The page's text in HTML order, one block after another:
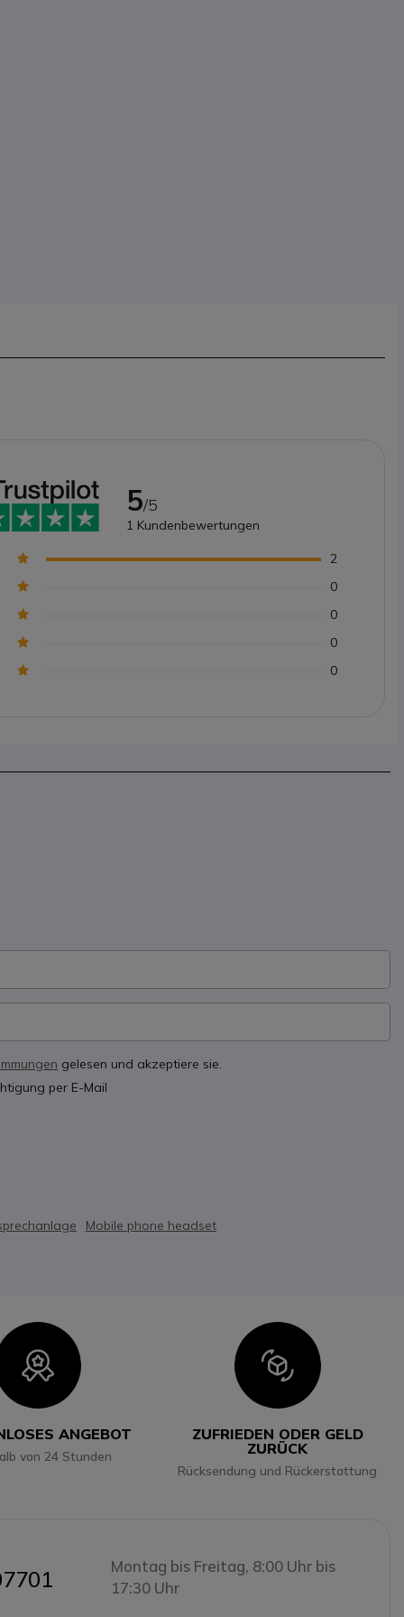
5/5
1 Kundenbewertungen
2
0
0
0
0
gelesen und akzeptiere sie.
per E-Mail
Mobile phone headset
Icon
ANGEBOT
von 24 Stunden
Icon
ZUFRIEDEN ODER GELD
ZURÜCK
Rücksendung und Rückerstattung
Montag bis Freitag, 8:00 Uhr bis
17:30 Uhr